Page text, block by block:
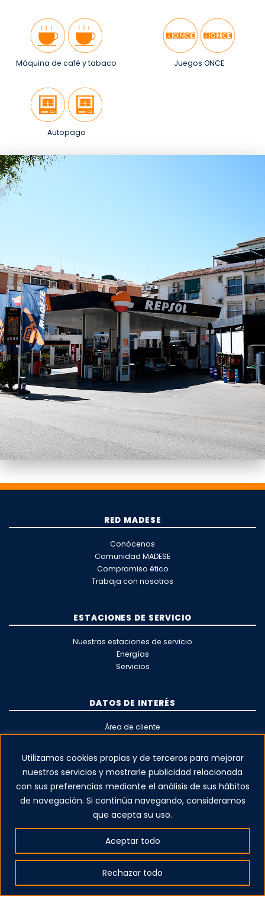
Utilizamos cookies propias y de terceros para mejorar
nuestros servicios y mostrarle publicidad relacionada
con sus preferencias mediante el análisis de sus hábitos
de navegación. Si continúa navegando, consideramos
que acepta su uso.
Rechazar todo
Aceptar todo
Máquina de café y tabaco Juegos ONCE
Autopago
RED MADESE
Conócenos
Comunidad MADESE
Compromiso ético
Trabaja con nosotros
ESTACIONES DE SERVICIO
Nuestras estaciones de servicio
Energías
Servicios
DATOS DE INTERÉS
Área de cliente
Política de cookies
Av. Pintor Joaquín Sorolla 74
29017 Málaga
madese@madese.com